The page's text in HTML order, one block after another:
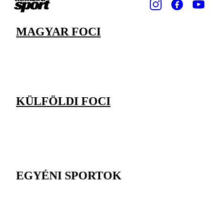
MAGYAR FOCI
KÜLFÖLDI FOCI
EGYÉNI SPORTOK